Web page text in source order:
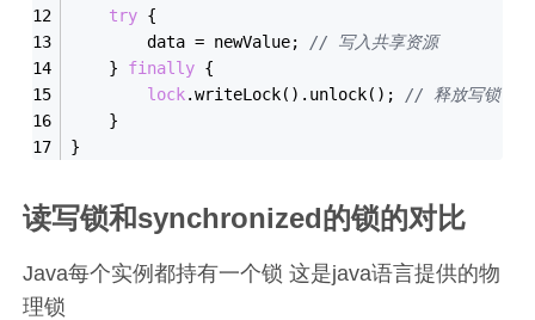
try {
        data = newValue;
// 写入共享资源
    }
finally {
lock.writeLock().unlock(); // 释放写锁
    }
}
读写锁和synchronized的锁的对比
Java每个实例都持有一个锁 这是java语言提供的物
理锁